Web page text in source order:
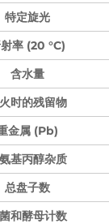
特定旋光
率 (20 °C)
含水量
时的残留物
金属 (Pb)
基丙醇杂质
总盘子数
和酵母计数